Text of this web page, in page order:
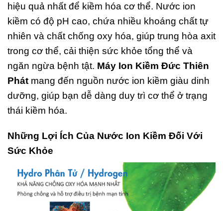
hiệu quả nhất để kiềm hóa cơ thể. Nước ion
kiềm có độ pH cao, chứa nhiều khoáng chất tự
nhiên và chất chống oxy hóa, giúp trung hòa axit
trong cơ thể, cải thiện sức khỏe tổng thể và
ngăn ngừa bệnh tật. Máy Ion Kiềm Đức Thiên
Phát mang đến nguồn nước ion kiềm giàu dinh
dưỡng, giúp bạn dễ dàng duy trì cơ thể ở trạng
thái kiềm hóa.
Những Lợi Ích Của Nước Ion Kiềm Đối Với
Sức Khỏe